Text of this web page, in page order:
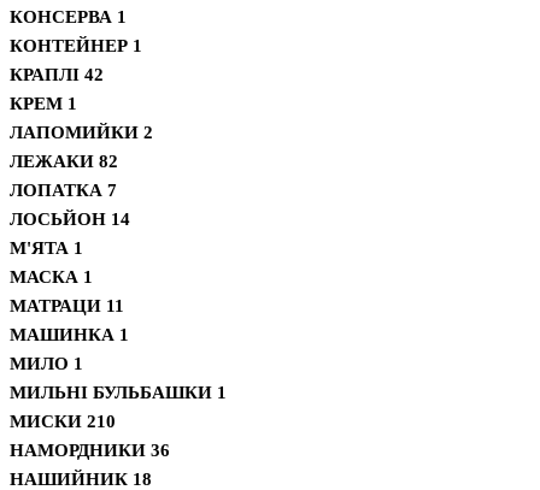
КОНСЕРВА 1
КОНТЕЙНЕР 1
КРАПЛІ 42
КРЕМ 1
ЛАПОМИЙКИ 2
ЛЕЖАКИ 82
ЛОПАТКА 7
ЛОСЬЙОН 14
М'ЯТА 1
МАСКА 1
МАТРАЦИ 11
МАШИНКА 1
МИЛО 1
МИЛЬНІ БУЛЬБАШКИ 1
МИСКИ 210
НАМОРДНИКИ 36
НАШИЙНИК 18